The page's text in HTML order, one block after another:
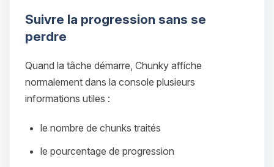
Suivre la progression sans se
perdre
Quand la tâche démarre, Chunky affiche
normalement dans la console plusieurs
informations utiles :
le nombre de chunks traités
le pourcentage de progression